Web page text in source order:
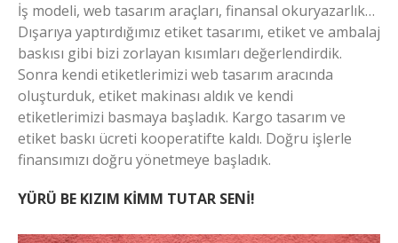
İş modeli, web tasarım araçları, finansal okuryazarlık…
Dışarıya yaptırdığımız etiket tasarımı, etiket ve ambalaj
baskısı gibi bizi zorlayan kısımları değerlendirdik.
Sonra kendi etiketlerimizi web tasarım aracında
oluşturduk, etiket makinası aldık ve kendi
etiketlerimizi basmaya başladık. Kargo tasarım ve
etiket baskı ücreti kooperatifte kaldı. Doğru işlerle
finansımızı doğru yönetmeye başladık.
YÜRÜ BE KIZIM KİMM TUTAR SENİ!